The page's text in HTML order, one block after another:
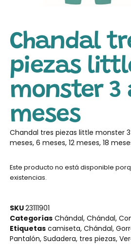
Chandal
piezas
monster 3
meses
Chandal tres piezas little monster
meses, 6 meses, 12 meses, 18
Este producto no está disponible
existencias.
SKU23111901
Categorías Chándal, Chándal,
Etiquetas camiseta, Chándal,
Pantalón, Sudadera, tres piezas,